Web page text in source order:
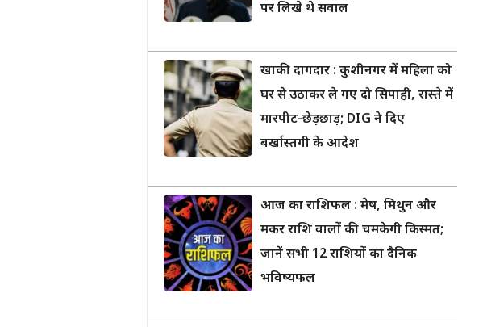
पर लिखे थे सवाल
खाकी दागदार : कुशीनगर में महिला को
घर से उठाकर ले गए दो सिपाही, रास्ते में
मारपीट-छेड़छाड़; DIG ने दिए
बर्खास्तगी के आदेश
आज का राशिफल : मेष, मिथुन और
मकर राशि वालों की चमकेगी किस्मत;
जानें सभी 12 राशियों का दैनिक
भविष्यफल